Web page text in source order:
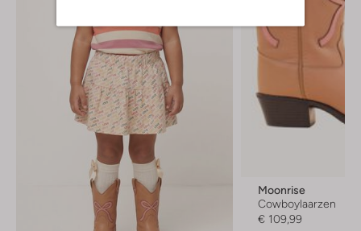
Moonrise
Cowboylaarzen
€ 109,99